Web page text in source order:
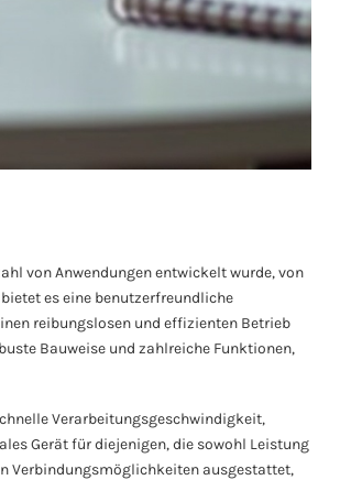
von Anwendungen entwickelt wurde, von
es eine benutzerfreundliche
reibungslosen und effizienten Betrieb
Bauweise und zahlreiche Funktionen,
Verarbeitungsgeschwindigkeit,
Gerät für diejenigen, die sowohl Leistung
Verbindungsmöglichkeiten ausgestattet,